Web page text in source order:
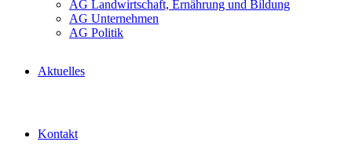
AG Landwirtschaft, Ernährung und Bildung
AG Unternehmen
AG Politik
Aktuelles
Kontakt